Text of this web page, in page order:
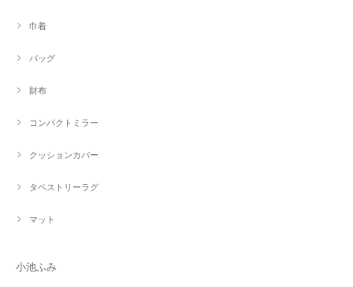
巾着
バッグ
財布
コンパクトミラー
クッションカバー
タペストリーラグ
マット
小池ふみ